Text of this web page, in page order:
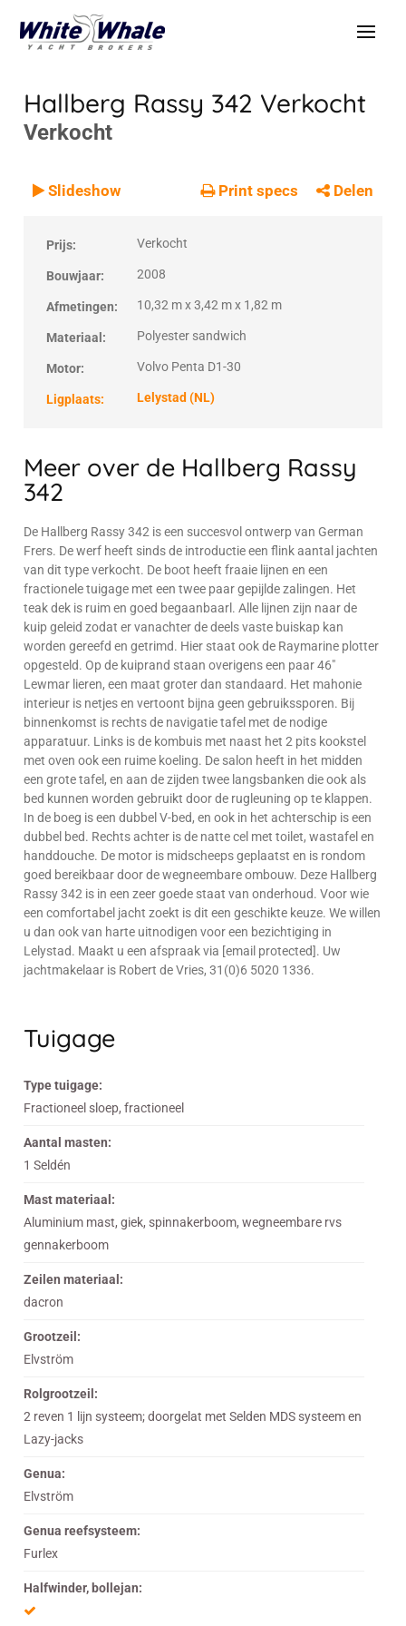
Hallberg Rassy 342 Verkocht
Verkocht
VERKOCHT
Verkocht
Slideshow Print specs Delen
Prijs: Verkocht
Bouwjaar: 2008
Afmetingen: 10,32 m x 3,42 m x 1,82 m
Materiaal: Polyester sandwich
Motor: Volvo Penta D1-30
Ligplaats: Lelystad (NL)
Meer over de Hallberg Rassy
342
De Hallberg Rassy 342 is een succesvol ontwerp van German
Frers. De werf heeft sinds de introductie een flink aantal jachten
van dit type verkocht. De boot heeft fraaie lijnen en een
fractionele tuigage met een twee paar gepijlde zalingen. Het
teak dek is ruim en goed begaanbaarl. Alle lijnen zijn naar de
kuip geleid zodat er vanachter de deels vaste buiskap kan
worden gereefd en getrimd. Hier staat ook de Raymarine plotter
opgesteld. Op de kuiprand staan overigens een paar 46"
Lewmar lieren, een maat groter dan standaard. Het mahonie
interieur is netjes en vertoont bijna geen gebruikssporen. Bij
binnenkomst is rechts de navigatie tafel met de nodige
apparatuur. Links is de kombuis met naast het 2 pits kookstel
met oven ook een ruime koeling. De salon heeft in het midden
een grote tafel, en aan de zijden twee langsbanken die ook als
bed kunnen worden gebruikt door de rugleuning op te klappen.
In de boeg is een dubbel V-bed, en ook in het achterschip is een
dubbel bed. Rechts achter is de natte cel met toilet, wastafel en
handdouche. De motor is midscheeps geplaatst en is rondom
goed bereikbaar door de wegneembare ombouw. Deze Hallberg
Rassy 342 is in een zeer goede staat van onderhoud. Voor wie
een comfortabel jacht zoekt is dit een geschikte keuze. We willen
u dan ook van harte uitnodigen voor een bezichtiging in
Lelystad. Maakt u een afspraak via [email protected]. Uw
jachtmakelaar is Robert de Vries, 31(0)6 5020 1336.
Tuigage
Type tuigage:
Fractioneel sloep, fractioneel
Aantal masten:
1 Seldén
Mast materiaal:
Aluminium mast, giek, spinnakerboom, wegneembare rvs
gennakerboom
Zeilen materiaal:
dacron
Grootzeil:
Elvström
Rolgrootzeil:
2 reven 1 lijn systeem; doorgelat met Selden MDS systeem en
Lazy-jacks
Genua:
Elvström
Genua reefsysteem:
Furlex
Halfwinder, bollejan: